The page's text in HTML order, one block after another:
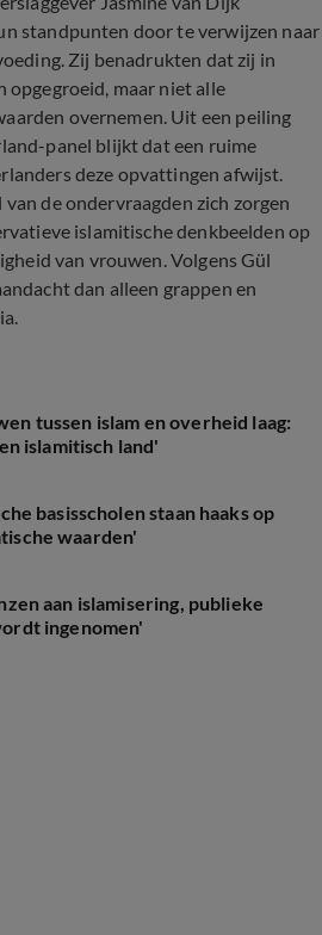
standpunten door te verwijzen naar
Zij benadrukten dat zij in
opgegroeid, maar niet alle
overnemen. Uit een peiling
panel blijkt dat een ruime
deze opvattingen afwijst.
de ondervraagden zich zorgen
islamitische denkbeelden op
van vrouwen. Volgens Gül
dan alleen grappen en
tussen islam en overheid laag:
islamitisch land'
basisscholen staan haaks op
waarden'
aan islamisering, publieke
ingenomen'